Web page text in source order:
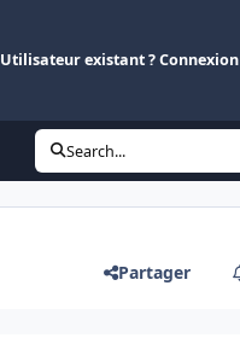
Utilisateur existant ? Connexion
Search...
Partager